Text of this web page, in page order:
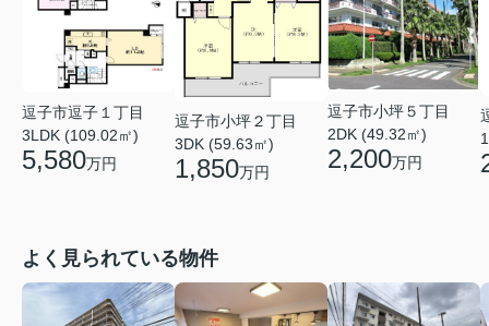
逗子市逗子１丁目
3LDK (109.02㎡)
5,580万円
逗子市小坪２丁目
3DK (59.63㎡)
1,850万円
逗子市小坪５丁目
2DK (49.32㎡)
2,200万円
よく見られている物件